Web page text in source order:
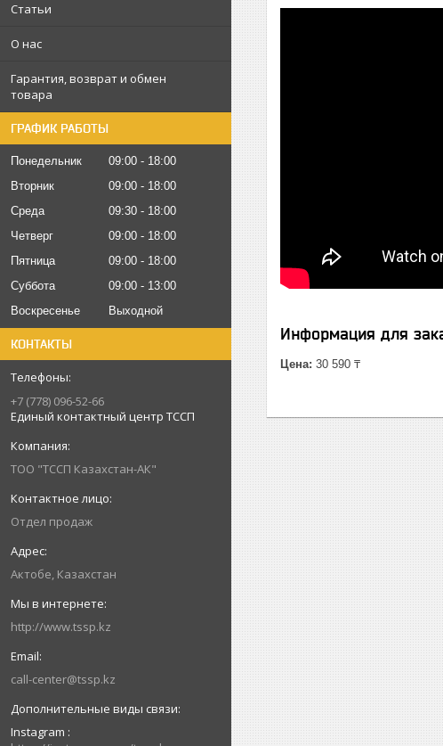
Статьи
О нас
Гарантия, возврат и обмен
товара
ГРАФИК РАБОТЫ
Понедельник 09:00
18:00
Вторник
09:00
18:00
Среда
09:30
18:00
Четверг
09:00
18:00
Пятница
09:00
18:00
Суббота
09:00
13:00
Воскресенье
Выходной
КОНТАКТЫ
+7 (778) 096-52-66
Единый контактный центр ТССП
ТОО "ТССП Казахстан-АК"
Отдел продаж
Актобе, Казахстан
http://www.tssp.kz
call-center@tssp.kz
Instagram
Информация для
Цена: 30 590 ₸